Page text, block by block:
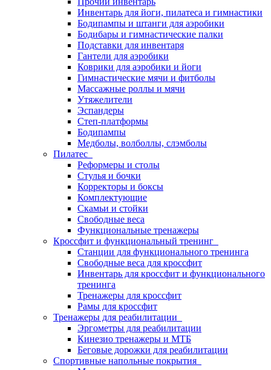
Инвентарь для йоги, пилатеса и гимнастики
Бодипампы и штанги для аэробики
Бодибары и гимнастические палки
Подставки для инвентаря
Гантели для аэробики
Коврики для аэробики и йоги
Гимнастические мячи и фитболы
Массажные роллы и мячи
Утяжелители
Эспандеры
Степ-платформы
Бодипампы
Медболы, волболлы, слэмболы
Пилатес
Реформеры и столы
Стулья и бочки
Корректоры и боксы
Комплектующие
Скамьи и стойки
Свободные веса
Функциональные тренажеры
Кроссфит и функциональный тренинг
Станции для функционального тренинга
Свободные веса для кроссфит
Инвентарь для кроссфит и функционального
тренинга
Тренажеры для кроссфит
Рамы для кроссфит
Тренажеры для реабилитации
Эргометры для реабилитации
Кинезио тренажеры и МТБ
Беговые дорожки для реабилитации
Спортивные напольные покрытия